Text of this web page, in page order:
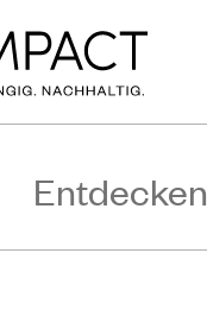
Entdecken